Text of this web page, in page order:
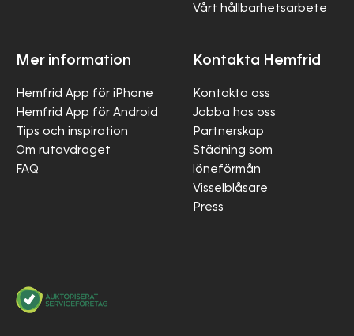
Vårt hållbarhetsarbete
Mer information
Hemfrid App för iPhone
Hemfrid App för Android
Tips och inspiration
Om rutavdraget
FAQ
Kontakta Hemfrid
Kontakta oss
Jobba hos oss
Partnerskap
Städning som
löneförmån
Visselblåsare
Press